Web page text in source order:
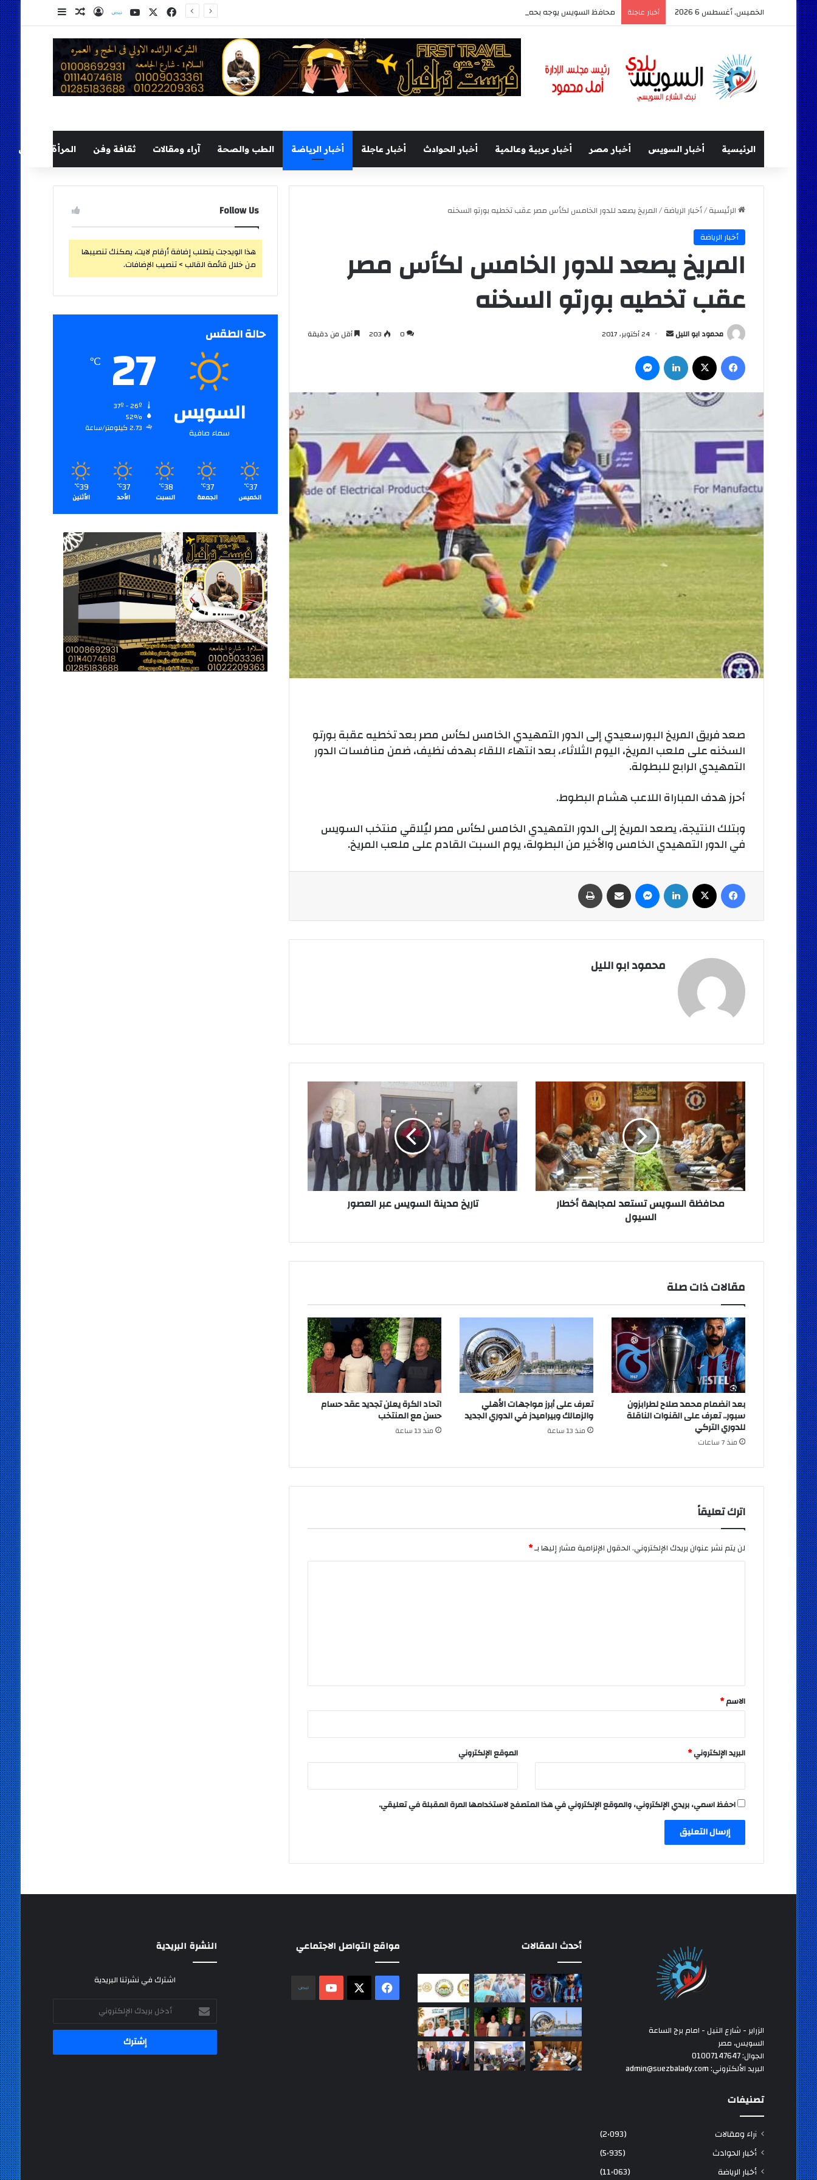
الخميس, أغسطس 6 2026 أخبار عاجلة محافظ السويس يوجه بحملة تفتيش موسعة لتعزيز الإنضباط وتحسين مستوى الخدمات بأحياء المحافظة فيسبوك
‫X
‫YouTube
نلضتسجيل الدخول
مقال عشوائي
إضافة عمود
الرئيسية أخبار السويس أخبار مصر أخبار عربية وعالمية أخبار الحوادث أخبار عاجلة أخبار الرياضة الطب والصحة آراء ومقالات ثقافة وفن المرأة والطفل
الرئيسية/أخبار الرياضة/المريخ يصعد للدور الخامس لكأس مصر عقب تخطيه بورتو السخنه
أخبار الرياضة
المريخ يصعد للدور الخامس لكأس مصر
عقب تخطيه بورتو السخنه
محمود ابو الليل
أرسل
إلكترونيا
24 أكتوبر، 2017 0
203 أقل من دقيقة
فيسبوك لينكدإن
صعد فريق المريخ البورسعيدي إلى الدور التمهيدي الخامس لكأس مصر بعد تخطيه عقبة بورتو
السخنه على ملعب المريخ، اليوم الثلاثاء، بعد انتهاء اللقاء بهدف نظيف، ضمن منافسات الدور
التمهيدي الرابع للبطولة.
أحرز هدف المباراة اللاعب هشام البطوط.
وبتلك النتيجة، يصعد المريخ إلى الدور التمهيدي الخامس لكأس مصر ليُلاقي منتخب السويس
في الدور التمهيدي الخامس والأخير من البطولة، يوم السبت القادم على ملعب المريخ.
فيسبوك لينكدإن ماسنجر مشاركة عبر البريد
محمود ابو الليل
محافظة
السويس
تستعد
لمجابهة
أخطار
السيول
محافظة السويس تستعد لمجابهة أخطار
السيول
السويس
عبر
العصور
تاريخ مدينة السويس عبر العصور
مقالات ذات صلة
بعد انضمام محمد صلاح لطرابزون
سبور.. تعرف على القنوات الناقلة
للدوري التركي
منذ 7 ساعات
تعرف على أبرز مواجهات الأهلي
والزمالك وبيراميدز في الدوري الجديد
منذ 13 ساعة
اتحاد الكرة يعلن تجديد عقد حسام
حسن مع المنتخب
منذ 13 ساعة
اترك تعليقاً
لن يتم نشر عنوان بريدك الإلكتروني.الحقول الإلزامية مشار إليها بـ*
*
الاسم*
البريد الإلكتروني* الموقع الإلكتروني
احفظ اسمي، بريدي الإلكتروني، والموقع الإلكتروني في هذا المتصفح لاستخدامها المرة المقبلة في تعليقي.
Follow Us
هذا الويدجت يتطلب إضافة أرقام لايت، يمكنك تنصيبها
من خلال قائمة القالب > تنصيب الإضافات.
حالة الطقس
السويس
سماء صافية
27
℃
52%
2.73 كيلومتر/ساعة
37
℃
الخميس
37
℃
الجمعة
38
℃
السبت
37
℃
الأحد
39
℃
الأثنين
الزراير - شارع النيل - امام برج الساعة
السويس، مصر
الجوال: 01007147647
البريد الألكتروني: admin@suezbalady.com
تصنيفات
آراء ومقالات
(2٬093)
أخبار الحوادث
(5٬935)
أخبار الرياضة
(11٬063)
أحدث المقالات مواقع التواصل الاجتماعي
فيسبوك
‫X
‫YouTube
النشرة البريدية
اشترك في نشرتنا البريدية
أدخل
بريدك
الإلكتروني